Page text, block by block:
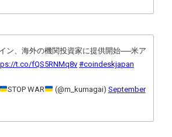
ン、海外の機関投資家に提供開始──米ア
t.co/fQS5RNMq8v #coindeskjapan
STOP WAR (@m_kumagai) September